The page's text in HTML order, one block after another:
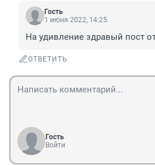
Гость
1 июня 2022, 14:25
На удивление здравый пост
ОТВЕТИТЬ
Гость
Войти